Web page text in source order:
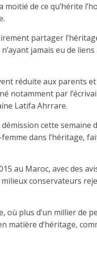
de ce qu’hérite
partager
jamais eu de liens
réduite aux parents
notamment par
Latifa Ahrrare.
cette semaine
dans l’héritage,
au Maroc, avec des
conservateurs
où plus d’un millier de
matière d’héritage,